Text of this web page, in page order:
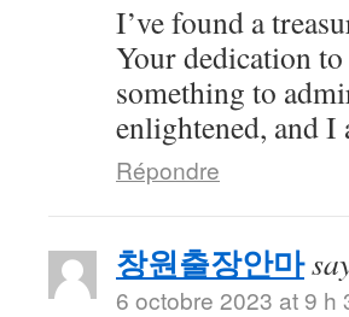
I’ve found a
Your dedication
something to
enlightened, and
Répondre
창원출장안마
6 octobre 2023 at 9 h